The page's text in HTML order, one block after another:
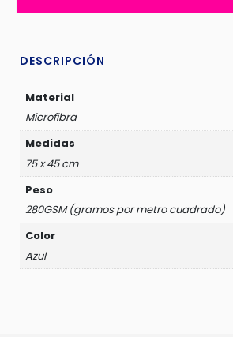
Y45004BL
DESCRIPCIÓN
Material
Microfibra
Medidas
75 x 45 cm
Peso
280GSM (gramos por metro cuadrado)
Color
Azul